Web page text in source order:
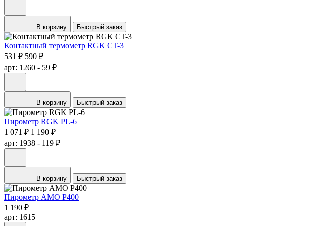
В корзину Быстрый заказ
Контактный термометр RGK CT-3
531 ₽ 590 ₽
арт: 1260 - 59 ₽
В корзину Быстрый заказ
Пирометр RGK PL-6
1 071 ₽ 1 190 ₽
арт: 1938 - 119 ₽
В корзину Быстрый заказ
Пирометр AMO P400
1 190 ₽
арт: 1615